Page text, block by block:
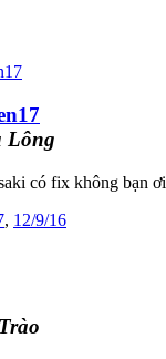
Lông
có fix không bạn ơi
, 12/9/16